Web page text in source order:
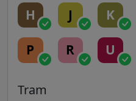
H J K
P R U
Tram